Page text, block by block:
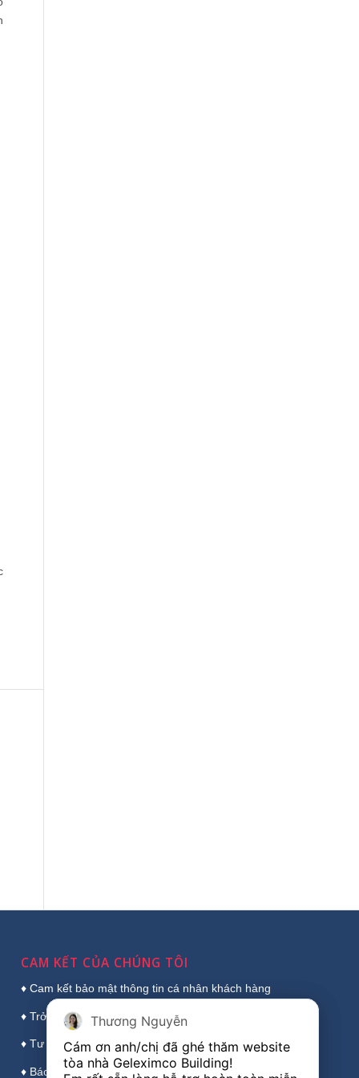
CAM KẾT CỦA CHÚNG TÔI
♦ Cam kết bảo mật thông tin cá nhân khách hàng
♦ Trở thành cầu nối vững chắc, chuyên nghiệp
♦ Tư vấn trực tiếp chuyên sâu, chọn sàn đẹp nhất
♦ Báo giá thuê trực tiếp, chính xác và nhanh nhất
Thương Nguyễn
Cám ơn anh/chị đã ghé thăm website
tòa nhà Geleximco Building!
Thương Nguyễn
Cám ơn anh/chị đã ghé thăm website
tòa nhà Geleximco Building!